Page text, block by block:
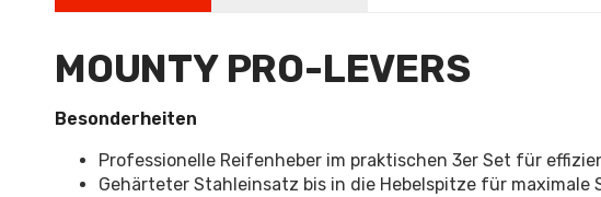
MOUNTY PRO-LEVERS
Besonderheiten
Professionelle Reifenheber im praktischen 3er Set für
Gehärteter Stahleinsatz bis in die Hebelspitze für